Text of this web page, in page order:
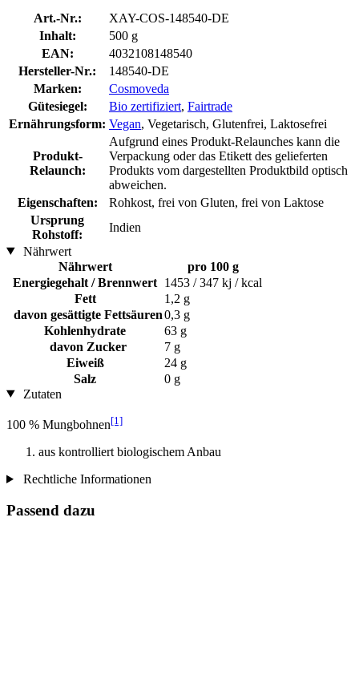
Art.-Nr.:
XAY-COS-148540-DE
Inhalt:
500 g
EAN:
4032108148540
Hersteller-Nr.:
148540-DE
Marken:
Cosmoveda
Gütesiegel:
Bio zertifiziert, Fairtrade
Ernährungsform: Vegan, Vegetarisch, Glutenfrei, Laktosefrei
Produkt-
Relaunch:
Aufgrund eines Produkt-Relaunches kann die
Verpackung oder das Etikett des gelieferten
Produkts vom dargestellten Produktbild optisch
abweichen.
Eigenschaften:
Rohkost, frei von Gluten, frei von Laktose
Ursprung
Rohstoff:
Indien
Nährwert
Nährwert
pro 100 g
Energiegehalt / Brennwert 1453 / 347 kj / kcal
Fett
1,2 g
davon gesättigte Fettsäuren0,3 g
Kohlenhydrate
63 g
davon Zucker
7 g
Eiweiß
24 g
Salz
0 g
Zutaten
100 % Mungbohnen[1]
aus kontrolliert biologischem Anbau
Rechtliche Informationen
Passend dazu